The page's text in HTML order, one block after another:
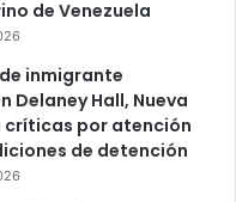
de Venezuela
inmigrante
Delaney Hall, Nueva
críticas por atención
de detención